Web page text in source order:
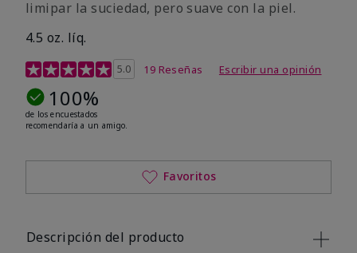
limipar la suciedad, pero suave con la piel.
4.5 oz. líq.
Calificación de clientes de 5 de 5
5.0 19 Reseñas Escribir una opinión
100%
de los encuestados
recomendaría a un amigo.
Favoritos
Descripción del producto